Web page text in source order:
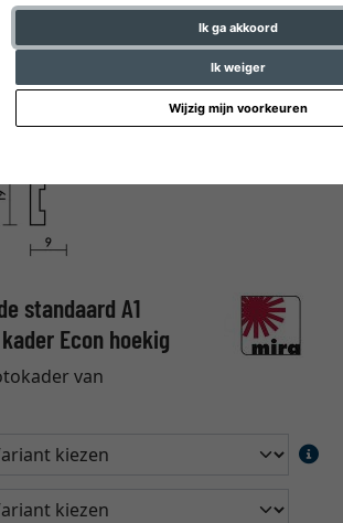
Ik ga akkoord
Ik weiger
Wijzig mijn voorkeuren
standaard A1
Econ hoekig
van